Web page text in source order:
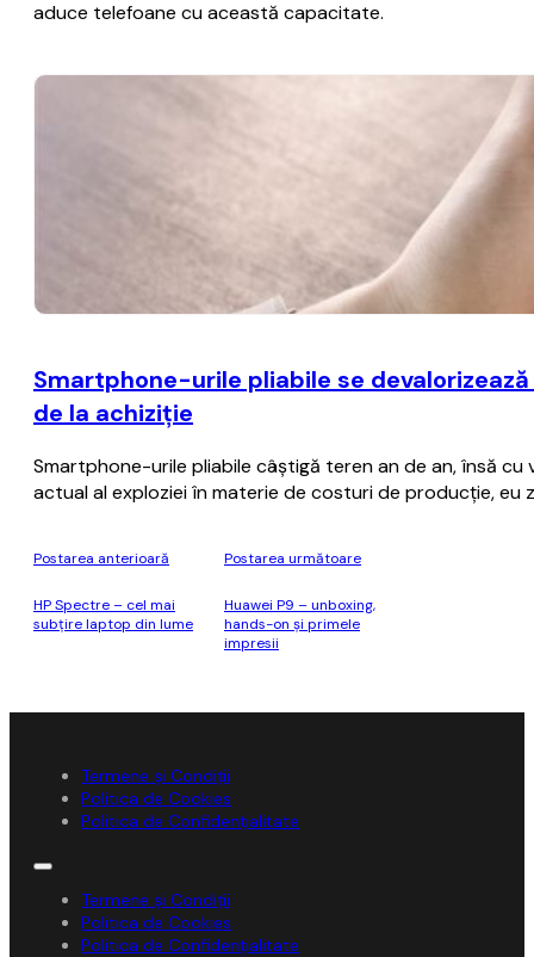
aduce telefoane cu această capacitate.
Smartphone-urile pliabile se
de la achiziţie
Smartphone-urile pliabile câştigă teren an de an, însă
actual al exploziei în materie de costuri de producţie,
Postarea anterioară
HP Spectre – cel mai
subţire laptop din lume
Postarea următoare
Huawei P9 – unboxing,
hands-on și primele
impresii
Termene și Condiții
Politica de Cookies
Politica de Confidențialitate
Termene și Condiții
Politica de Cookies
Politica de Confidențialitate